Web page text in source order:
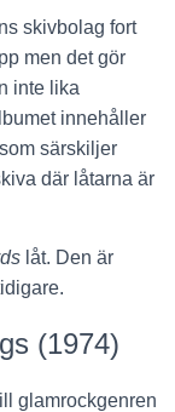
skivbolag fort
men det gör
inte lika
innehåller
särskiljer
där låtarna är
låt. Den är
(1974)
glamrockgenren